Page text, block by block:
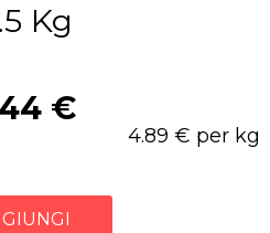
Kg
€
4.89 € per kg